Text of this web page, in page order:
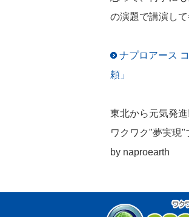
の演題で講演して
ナプロアース
頼」
東北から元気発進
ワクワク"夢実現"
by naproearth